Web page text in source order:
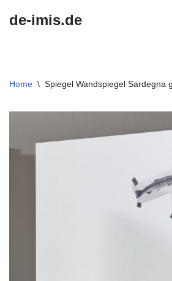
de-imis.de
Home \ Spiegel Wandspiegel Sardegna